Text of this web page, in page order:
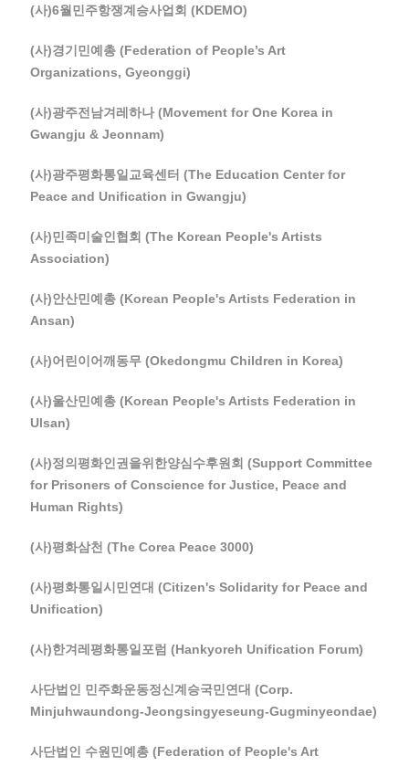
(사)6월민주항쟁계승사업회 (KDEMO)
(사)경기민예총 (Federation of People’s Art
Organizations, Gyeonggi)
(사)광주전남겨레하나 (Movement for One Korea in
Gwangju & Jeonnam)
(사)광주평화통일교육센터 (The Education Center for
Peace and Unification in Gwangju)
(사)민족미술인협회 (The Korean People's Artists
Association)
(사)안산민예총 (Korean People's Artists Federation in
Ansan)
(사)어린이어깨동무 (Okedongmu Children in Korea)
(사)울산민예총 (Korean People's Artists Federation in
Ulsan)
(사)정의평화인권을위한양심수후원회 (Support Committee
for Prisoners of Conscience for Justice, Peace and
Human Rights)
(사)평화삼천 (The Corea Peace 3000)
(사)평화통일시민연대 (Citizen's Solidarity for Peace and
Unification)
(사)한겨레평화통일포럼 (Hankyoreh Unification Forum)
사단법인 민주화운동정신계승국민연대 (Corp.
Minjuhwaundong-Jeongsingyeseung-Gugminyeondae)
사단법인 수원민예총 (Federation of People's Art